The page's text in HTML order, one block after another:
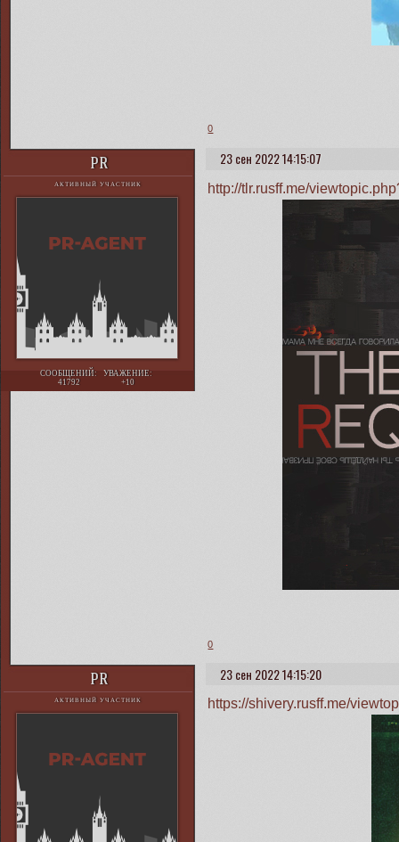
0
23 сен 2022 14:15:07
PR
АКТИВНЫЙ УЧАСТНИК
СООБЩЕНИЙ:
41792
УВАЖЕНИЕ:
+10
http://tlr.rusff.me/
0
23 сен 2022 14:15:20
PR
АКТИВНЫЙ УЧАСТНИК https://shivery.rusff.me/